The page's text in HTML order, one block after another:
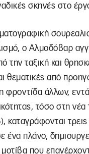
σκηνές στο
ο Αλμοδόβαρ
την ταξική και
θεματικές από
φροντίδα άλλων,
τόσο στη νέα
καταγράφονται τρεις
ένα πλάνο,
που